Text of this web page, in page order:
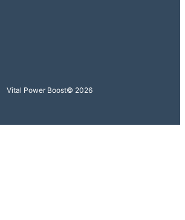
Vital Power Boost© 2026